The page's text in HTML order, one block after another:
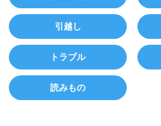
引越し
トラブル
読みもの